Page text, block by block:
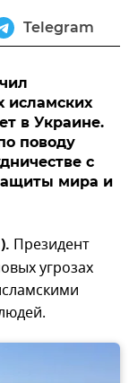
Telegram
исламских
в Украине.
поводу
с
мира и
Президент
угрозах